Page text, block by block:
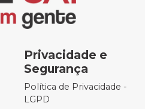
Privacidade e
Segurança
Política de Privacidade -
LGPD